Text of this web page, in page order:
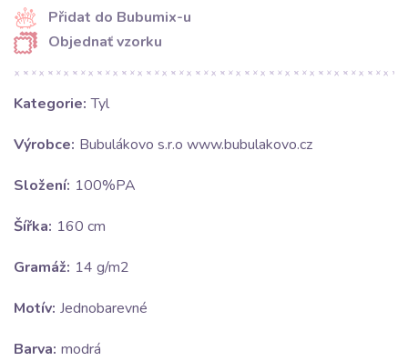
Přidat do Bubumix-u
Objednať vzorku
Kategorie: Tyl
Výrobce: Bubulákovo s.r.o www.bubulakovo.cz
Složení: 100%PA
Šířka: 160 cm
Gramáž: 14 g/m2
Motív: Jednobarevné
Barva: modrá